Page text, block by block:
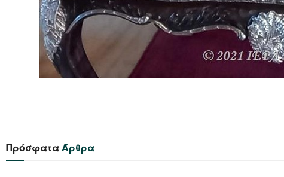
ΠρόσφαταΆρθρα